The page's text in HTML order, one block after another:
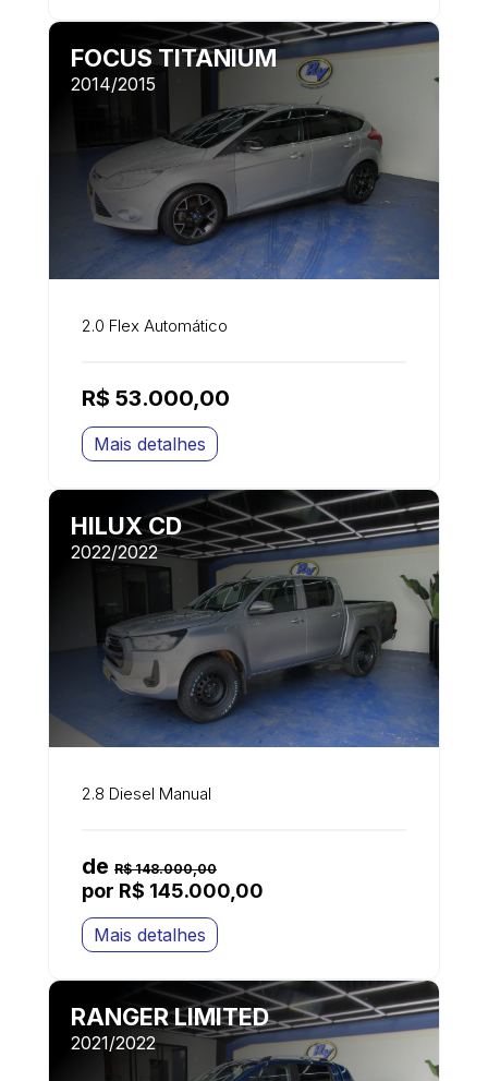
FOCUS TITANIUM
2014/2015
2.0 Flex Automático
R$ 53.000,00
Mais detalhes
HILUX CD
2022/2022
2.8 Diesel Manual
de R$ 148.000,00
por R$ 145.000,00
Mais detalhes
RANGER LIMITED
2021/2022